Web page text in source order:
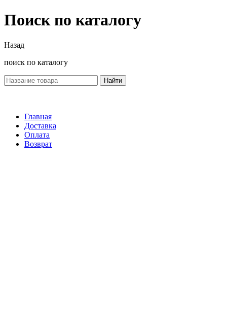
Поиск по каталогу
Назад
поиск по каталогу
Найти
Главная
Доставка
Оплата
Возврат